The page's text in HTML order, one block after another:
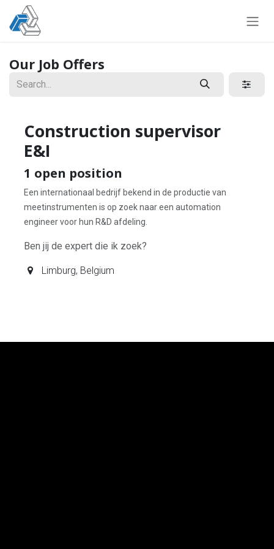
Skip to Content
Our Job Offers
Construction supervisor
E&I
1 open position
Een internationaal bedrijf bekend in de productie van
meetinstrumenten is op zoek naar een automation
engineer voor hun R&D afdeling.
Ben jij de expert die ik zoek?
Limburg, Belgium